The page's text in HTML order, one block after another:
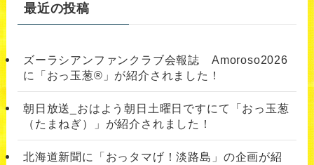
最近の投稿
ズーラシアンファンクラブ会報誌 Amoroso2026
に「おっ玉葱®︎」が紹介されました！
朝日放送_おはよう朝日土曜日ですにて「おっ玉葱
（たまねぎ）」が紹介されました！
北海道新聞に「おっタマげ！淡路島」の企画が紹